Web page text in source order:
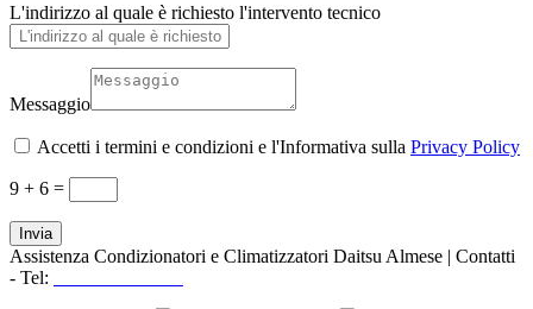
L'indirizzo al quale è richiesto l'intervento tecnico
Messaggio
Accetti i termini e condizioni e l'Informativa sulla Privacy Policy
9 + 6 =
Invia
Assistenza Condizionatori e Climatizzatori Daitsu Almese | Contatti
- Tel: